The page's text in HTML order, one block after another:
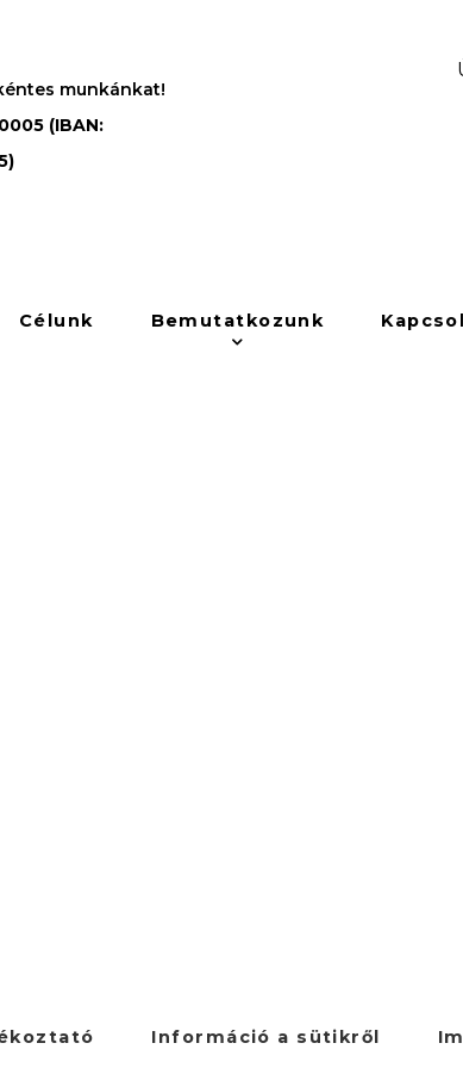
munkánkat!
(IBAN:
Célunk Bemutatkozunk
Információ a sütikről